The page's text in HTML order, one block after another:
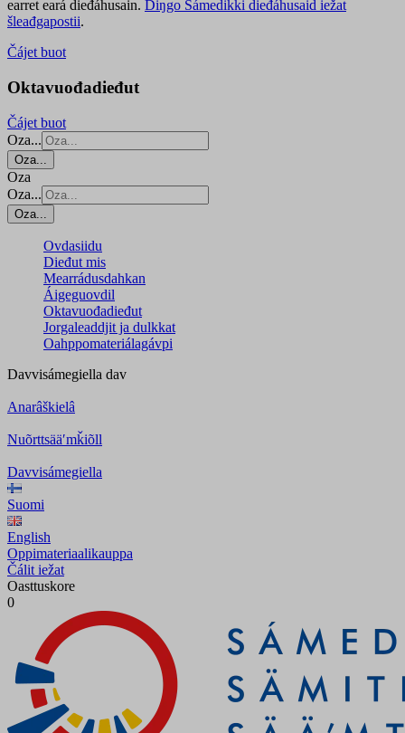
earret eará dieđáhusain. Diŋgo Sámedikki dieđáhusaid iežat
šleađgapostii.
Čájet buot
Oktavuođadieđut
Čájet buot
Oza...
Oza...
Oza
Oza...
Oza...
Ovdasiidu
Dieđut mis
Mearrádusdahkan
Áigeguovdil
Oktavuođadieđut
Jorgaleaddjit ja dulkkat
Oahppomateriálagávpi
Davvisámegiella dav
Anarâškielâ
Nuõrttsääʹmǩiõll
Davvisámegiella
Suomi
English
Oppimateriaalikauppa
Čálit iežat
Oasttuskore
0